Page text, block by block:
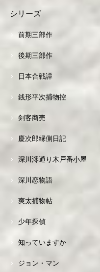
シリーズ
前期三部作
後期三部作
日本合戦譚
銭形平次捕物控
剣客商売
慶次郎縁側日記
深川澪通り木戸番小屋
深川恋物語
爽太捕物帖
少年探偵
知っていますか
ジョン・マン